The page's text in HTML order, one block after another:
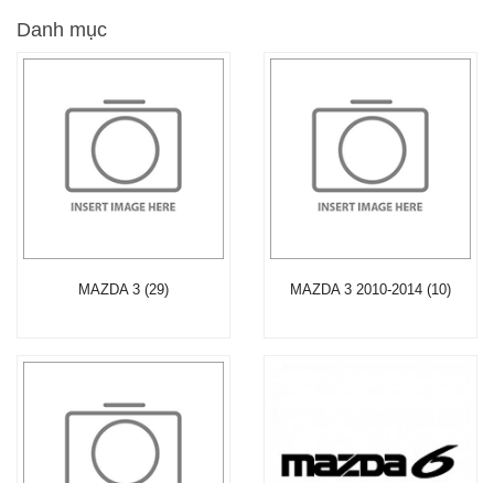
Danh mục
MAZDA 3 (29) MAZDA 3 2010-2014 (10)